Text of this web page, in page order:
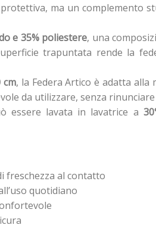
ma un complemento
e 35% poliestere, una
trapuntata rende la
cm, la Federa Artico è adatta
da utilizzare, senza
essere lavata in lavatrice a
freschezza al contatto
quotidiano